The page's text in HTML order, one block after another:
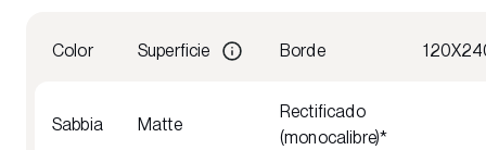
Color Superficie Borde
Sabbia Matte
Rectificado
(monocalibre)*